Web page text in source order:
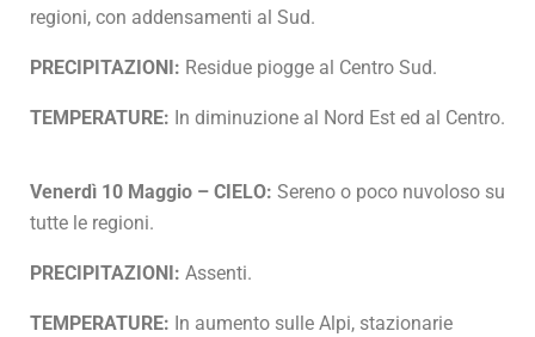
regioni, con addensamenti al Sud.
PRECIPITAZIONI: Residue piogge al Centro Sud.
TEMPERATURE: In diminuzione al Nord Est ed al Centro.
Venerdì 10 Maggio – CIELO: Sereno o poco nuvoloso su
tutte le regioni.
PRECIPITAZIONI: Assenti.
TEMPERATURE: In aumento sulle Alpi, stazionarie